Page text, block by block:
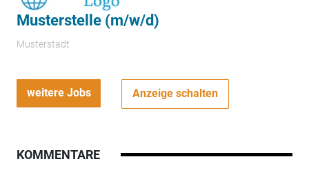
Musterstelle (m/w/d)
Musterstadt
weitere Jobs Anzeige schalten
KOMMENTARE